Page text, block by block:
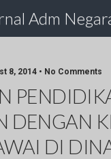
Adm
8, 2014 • No Comments
DENGAN
DI